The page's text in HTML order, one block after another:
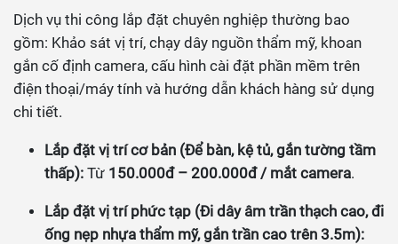
Dịch vụ thi công lắp đặt chuyên nghiệp thường bao
gồm: Khảo sát vị trí, chạy dây nguồn thẩm mỹ, khoan
gắn cố định camera, cấu hình cài đặt phần mềm trên
điện thoại/máy tính và hướng dẫn khách hàng sử dụng
chi tiết.
Lắp đặt vị trí cơ bản (Để bàn, kệ tủ, gắn tường tầm
thấp): Từ 150.000đ – 200.000đ / mắt camera.
Lắp đặt vị trí phức tạp (Đi dây âm trần thạch cao, đi
ống nẹp nhựa thẩm mỹ, gắn trần cao trên 3.5m):